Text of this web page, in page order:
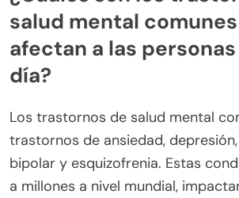
salud mental
afectan a las
día?
Los trastornos de salud mental
trastornos de ansiedad,
bipolar y esquizofrenia. Estas
a millones a nivel mundial,